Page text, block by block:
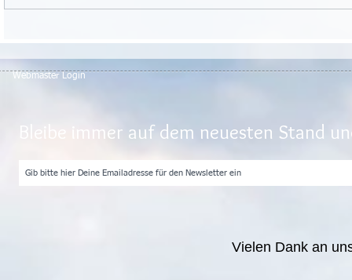
Webmaster Login
Bleibe immer auf dem neuesten Stand
Vielen Dank an